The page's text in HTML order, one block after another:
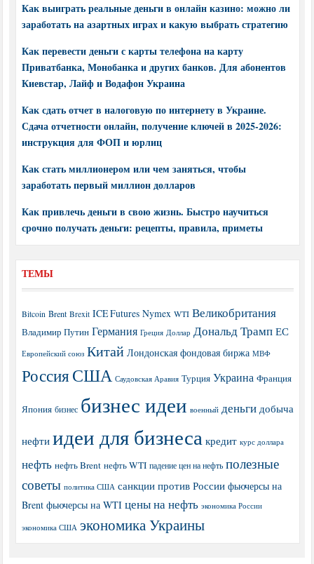
Как выиграть реальные деньги в онлайн казино: можно ли
заработать на азартных играх и какую выбрать стратегию
Как перевести деньги с карты телефона на карту
Приватбанка, Монобанка и других банков. Для абонентов
Киевстар, Лайф и Водафон Украина
Как сдать отчет в налоговую по интернету в Украине.
Сдача отчетности онлайн, получение ключей в 2025-2026:
инструкция для ФОП и юрлиц
Как стать миллионером или чем заняться, чтобы
заработать первый миллион долларов
Как привлечь деньги в свою жизнь. Быстро научиться
срочно получать деньги: рецепты, правила, приметы
ТЕМЫ
Bitcoin Brent Brexit ICE Futures Nymex WTI Великобритания
Владимир Путин Германия Греция Доллар Дональд Трамп ЕС
Европейский союз Китай Лондонская фондовая биржа МВФ
РоссияСША Саудовская Аравия Турция Украина Франция
Япония бизнес бизнес идеи военный деньги добыча
нефти идеи для бизнеса кредит курс доллара
нефть нефть Brent нефть WTI падение цен на нефть полезные
советы политика США санкции против России фьючерсы на
Brent фьючерсы на WTI цены на нефть экономика России
экономика США экономика Украины